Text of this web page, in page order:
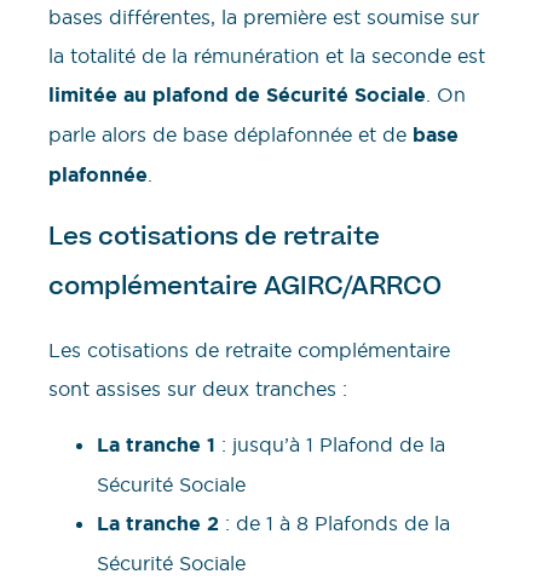
bases différentes, la première est soumise sur
la totalité de la rémunération et la seconde est
limitée au plafond de Sécurité Sociale . On
parle alors de base déplafonnée et de base
plafonnée
Les cotisations de retraite
complémentaire AGIRC/ARRCO
Les cotisations de retraite complémentaire
sont assises sur deux tranches :
La tranche 1 : jusqu’à 1 Plafond de la
Sécurité Sociale
La tranche 2 : de 1 à 8 Plafonds de la
Sécurité Sociale